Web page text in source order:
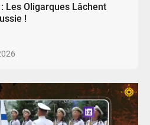
Les Oligarques Lâchent
!